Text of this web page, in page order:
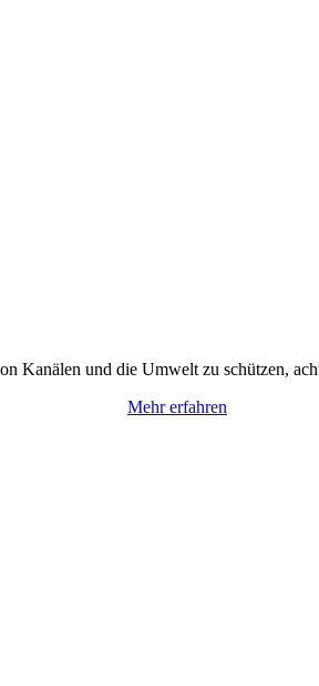
Kanälen und die Umwelt zu schützen,
Mehr erfahren